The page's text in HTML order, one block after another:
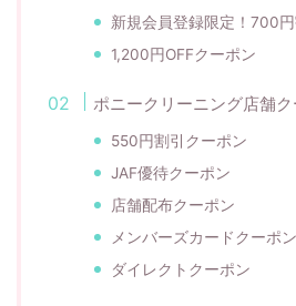
新規会員登録限定！700
1,200円OFFクーポン
ポニークリーニング店舗
550円割引クーポン
JAF優待クーポン
店舗配布クーポン
メンバーズカードクーポン
ダイレクトクーポン